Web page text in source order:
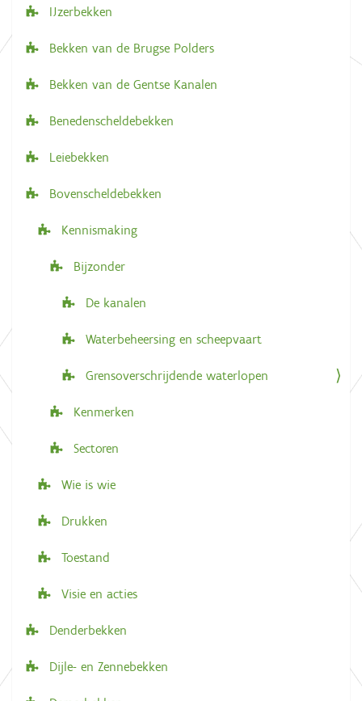
N
a
i
g
t
IJzerbekken
Bekken van de Brugse Polders
Bekken van de Gentse Kanalen
Benedenscheldebekken
Leiebekken
Bovenscheldebekken
Kennismaking
Bijzonder
De kanalen
Waterbeheersing en scheepvaart
Grensoverschrijdende waterlopen
Kenmerken
Sectoren
Wie is wie
Drukken
Toestand
Visie en acties
Denderbekken
Dijle- en Zennebekken